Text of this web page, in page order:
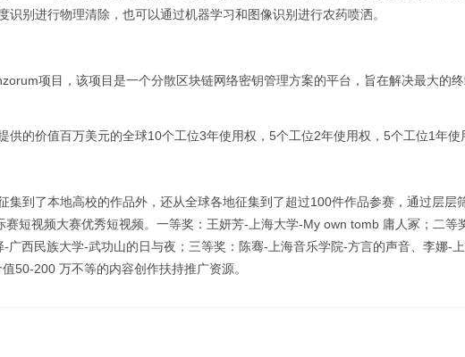
识别进行物理清除，也可以通过机器学习和图像识别进行农药喷洒。
项目，该项目是一个分散区块链网络密钥管理方案的平台，旨在解决最大的
供的价值百万美元的全球10个工位3年使用权，5个工位2年使用权，5个工位1年使
集到了本地高校的作品外，还从全球各地征集到了超过100件作品参赛，通过层层
短视频大赛优秀短视频。一等奖：王妍芳-上海大学-My own tomb 庸人冢；二等
西民族大学-武功山的日与夜；三等奖：陈骞-上海音乐学院-方言的声音、李娜-
50-200 万不等的内容创作扶持推广资源。